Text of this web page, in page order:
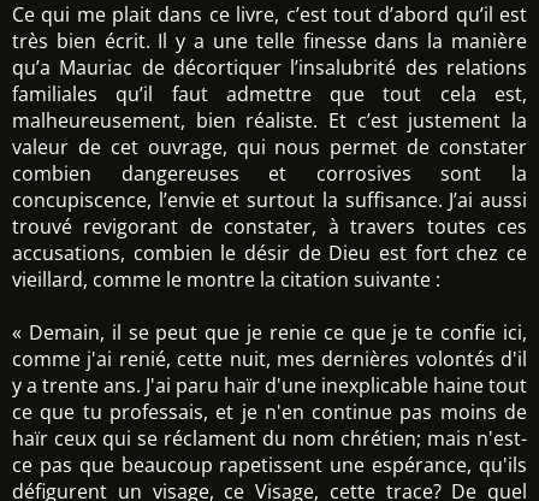
Ce qui me plait dans ce livre, c’est tout d’abord qu’il est
très bien écrit. Il y a une telle finesse dans la manière
qu’a Mauriac de décortiquer l’insalubrité des relations
familiales qu’il faut admettre que tout cela est,
malheureusement, bien réaliste. Et c’est justement la
valeur de cet ouvrage, qui nous permet de constater
combien dangereuses et corrosives sont la
concupiscence, l’envie et surtout la suffisance. J’ai aussi
trouvé revigorant de constater, à travers toutes ces
accusations, combien le désir de Dieu est fort chez ce
vieillard, comme le montre la citation suivante :
« Demain, il se peut que je renie ce que je te confie ici,
comme j'ai renié, cette nuit, mes dernières volontés d'il
y a trente ans. J'ai paru haïr d'une inexplicable haine tout
ce que tu professais, et je n'en continue pas moins de
haïr ceux qui se réclament du nom chrétien; mais n'est-
ce pas que beaucoup rapetissent une espérance, qu'ils
défigurent un visage, ce Visage, cette trace? De quel